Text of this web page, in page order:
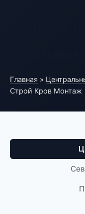
Главная »
Строй Кров Монтаж